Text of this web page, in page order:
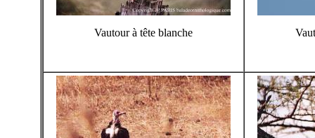
Vautour à tête blanche